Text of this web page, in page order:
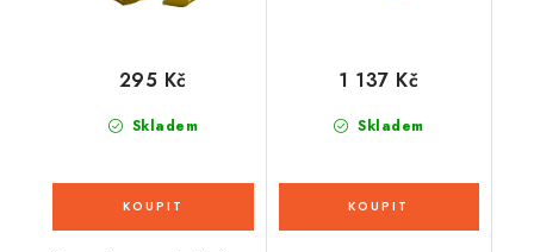
Skladem
295 Kč
Skladem
1 137 Kč